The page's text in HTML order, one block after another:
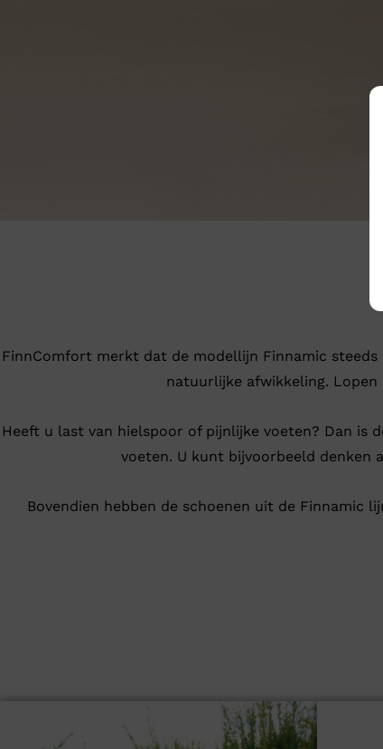
FinnComfort merkt dat de modellijn Finnamic
natuurlijke afwikkeling.
Heeft u last van hielspoor of pijnlijke voeten? Dan is
voeten. U kunt bijvoorbeeld denken
Bovendien hebben de schoenen uit de